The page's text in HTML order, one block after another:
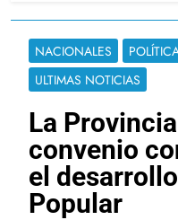
NACIONALES
ULTIMAS NOTICIAS
La
convenio
el
Popular